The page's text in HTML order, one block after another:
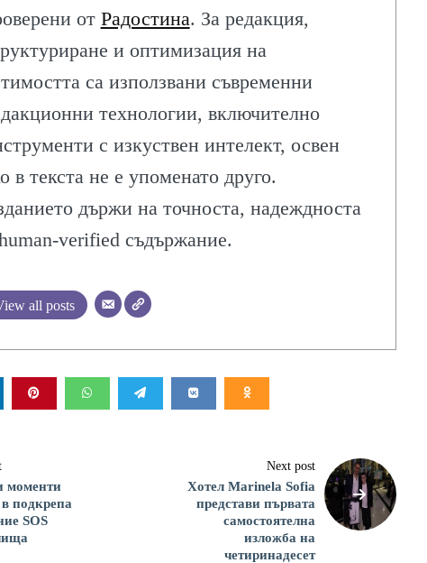
от Радостина. За редакция,
и оптимизация на
са използвани съвременни
технологии, включително
с изкуствен интелект, освен
в текста не е упоменато друго.
държи на точноста, надеждноста
verified съдържание.
all posts
моменти
подкрепа
SOS
Next post
Хотел Marinela Sofia
представи първата
самостоятелна
изложба на
четиринадесет